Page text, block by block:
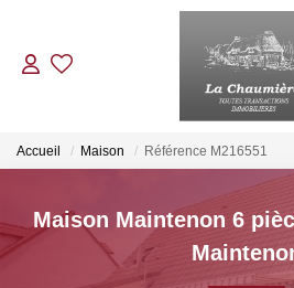
ACHETER
LOUER
ESTIMER
Accueil Maison Référence M216551
Maison Maintenon 6